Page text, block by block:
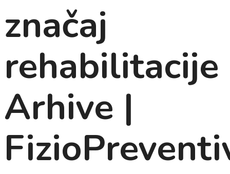
značaj
rehabilitacije
Arhive |